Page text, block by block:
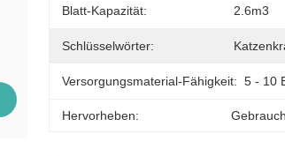
Blatt-Kapazität: 2.6m3
Schlüsselwörter:
Versorgungsmaterial-Fähigkeit: 5 - 10
Hervorheben: